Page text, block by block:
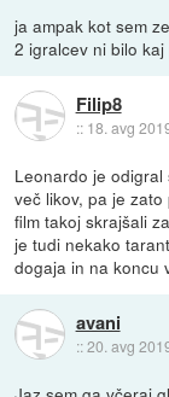
ja ampak kot sem
2 igralcev ni bilo
Filip8
:: 18. avg
Leonardo je
več likov, pa je
film takoj skrajšali
je tudi nekako
dogaja in na koncu
avani
::20. avg